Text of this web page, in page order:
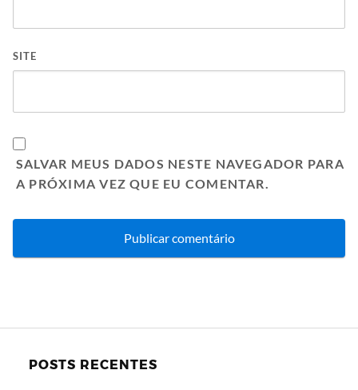
SITE
SALVAR MEUS DADOS NESTE NAVEGADOR PARA
A PRÓXIMA VEZ QUE EU COMENTAR.
POSTS RECENTES